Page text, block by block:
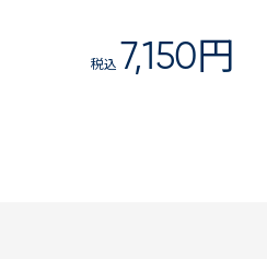
税込 7,150円